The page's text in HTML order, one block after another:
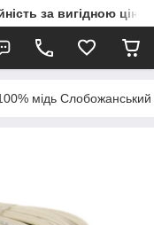
за вигідною
мідь Слобожанський